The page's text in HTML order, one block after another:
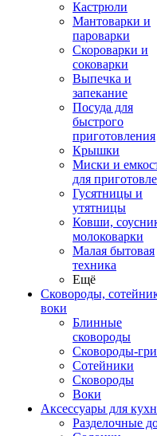
Кастрюли
Мантоварки и
пароварки
Скороварки и
соковарки
Выпечка и
запекание
Посуда для
быстрого
приготовления
Крышки
Миски и
для
Гусятницы и
утятницы
Ковши,
молоковарки
Малая бытовая
техника
Ещё
Сковороды,
воки
Блинные
сковороды
Сковороды-
Сотейники
Сковороды
Воки
Аксессуары для
Разделочные